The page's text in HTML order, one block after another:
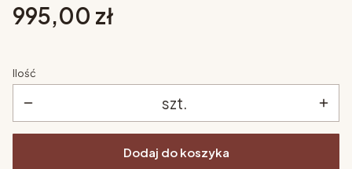
Cena
995,00 zł
Ilość
szt.
Dodaj do koszyka